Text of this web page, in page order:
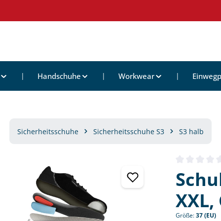
Handschuhe Workwear
Sicherheitsschuhe Sicherheitsschuhe S3 S3 halb
XXL,
Größe:37 (EU)